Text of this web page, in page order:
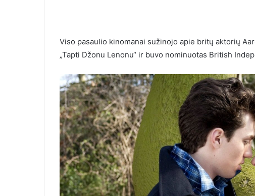
Viso pasaulio kinomanai sužinojo apie britų aktorių
„Tapti Džonu Lenonu“ ir buvo nominuotas British
susitikome, labai nustebau
greitai nebebus